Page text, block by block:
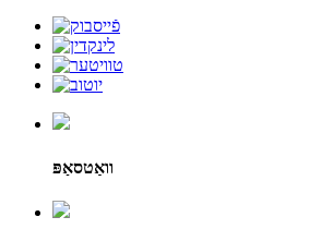
וואַטסאַפּ